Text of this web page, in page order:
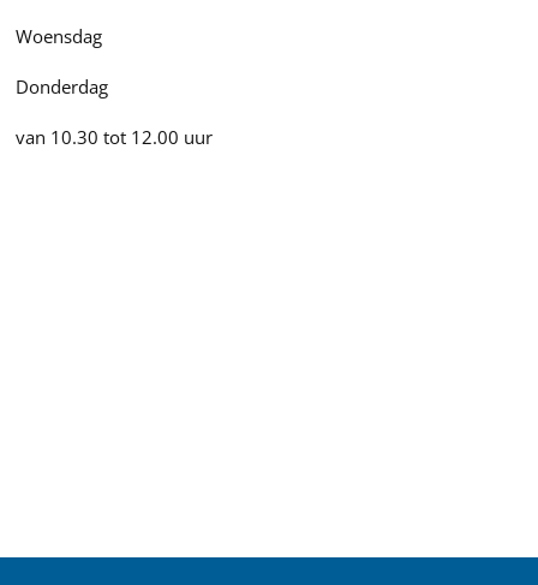
Woensdag
Donderdag
van 10.30 tot 12.00 uur